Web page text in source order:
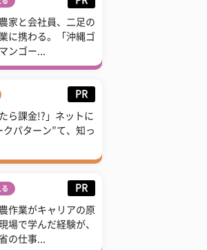
家と会社員、二足の
に携わる。「沖縄ゴ
ンゴー...
PR
ら課金!?」ネットに
クパターン”て、知っ
PR
作業がキャリアの原
で学んだ経験が、
の仕事...